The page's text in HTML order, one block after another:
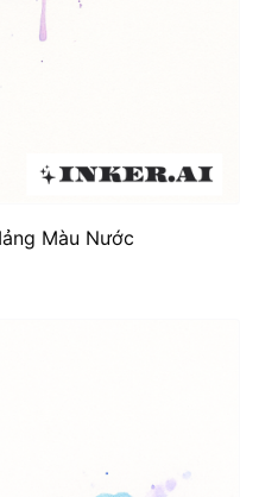
Màu Nước